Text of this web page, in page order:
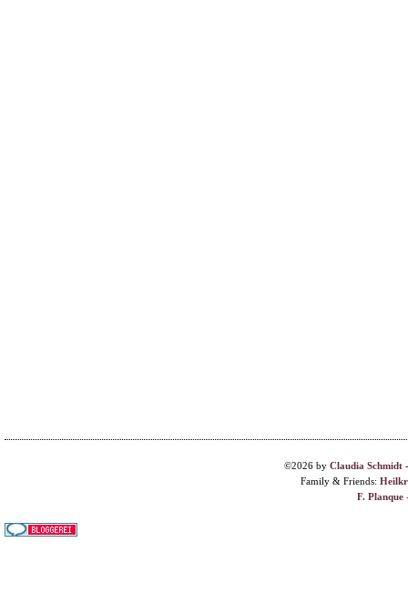
©2026 by Claudia Schmidt
Family & Friends:
F. Planque